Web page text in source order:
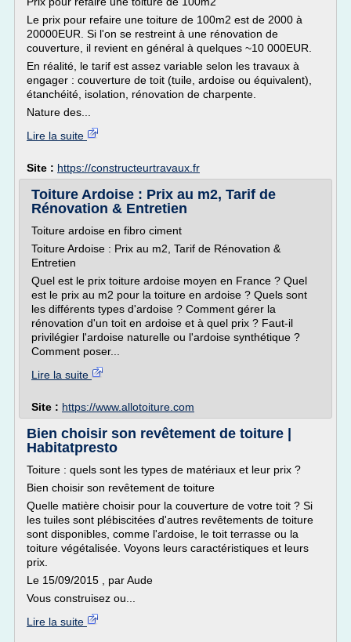
Le prix pour refaire une toiture de 100m2 est de 2000 à
20000EUR. Si l'on se restreint à une rénovation de
couverture, il revient en général à quelques ~10 000EUR.
En réalité, le tarif est assez variable selon les travaux à
engager : couverture de toit (tuile, ardoise ou équivalent),
étanchéité, isolation, rénovation de charpente.
Nature des...
Lire la suite
Site : https://constructeurtravaux.fr
Toiture Ardoise : Prix au m2, Tarif de
Rénovation & Entretien
Toiture ardoise en fibro ciment
Toiture Ardoise : Prix au m2, Tarif de Rénovation &
Entretien
Quel est le prix toiture ardoise moyen en France ? Quel
est le prix au m2 pour la toiture en ardoise ? Quels sont
les différents types d'ardoise ? Comment gérer la
rénovation d'un toit en ardoise et à quel prix ? Faut-il
privilégier l'ardoise naturelle ou l'ardoise synthétique ?
Comment poser...
Lire la suite
Site : https://www.allotoiture.com
Bien choisir son revêtement de toiture |
Habitatpresto
Toiture : quels sont les types de matériaux et leur prix ?
Bien choisir son revêtement de toiture
Quelle matière choisir pour la couverture de votre toit ? Si
les tuiles sont plébiscitées d'autres revêtements de toiture
sont disponibles, comme l'ardoise, le toit terrasse ou la
toiture végétalisée. Voyons leurs caractéristiques et leurs
prix.
Le 15/09/2015 , par Aude
Vous construisez ou...
Lire la suite